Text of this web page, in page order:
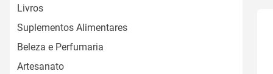
Livros
Suplementos Alimentares
Beleza e Perfumaria
Artesanato